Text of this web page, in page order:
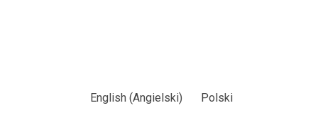
English(Angielski) Polski